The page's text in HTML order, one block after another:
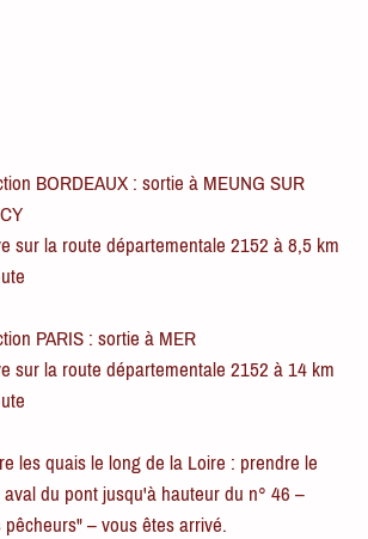
BORDEAUX : sortie à MEUNG SUR
sur la route départementale 2152 à 8,5 km
PARIS : sortie à MER
sur la route départementale 2152 à 14 km
les quais le long de la Loire : prendre le
du pont jusqu'à hauteur du n° 46 –
– vous êtes arrivé.